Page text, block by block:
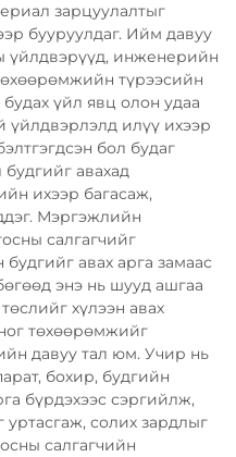
зарцуулалтыг
бууруулдаг. Ийм давуу
үйлдвэрүүд, инженерийн
түрээсийн
үйл явц олон удаа
үйлдвэрлэлд илүү ихээр
бол будаг
будгийг авахад
ихээр багасаж,
Мэргэжлийн
салгагчийг
авах арга замаас
энэ нь шууд ашгаа
хүлээн авах
төхөөрөмжийг
давуу тал юм. Учир нь
бохир, будгийн
бүрдэхээс сэргийлж,
уртасгаж, солих зардлыг
салгагчийн